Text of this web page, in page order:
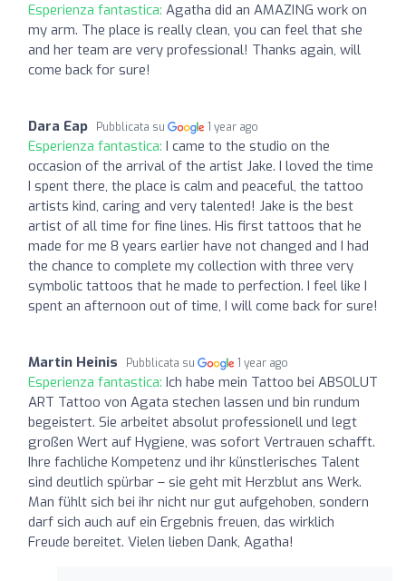
Esperienza fantastica: Agatha did an AMAZING work on
my arm. The place is really clean, you can feel that she
and her team are very professional! Thanks again, will
come back for sure!
Dara Eap Pubblicata su 1 year ago
Esperienza fantastica: I came to the studio on the
occasion of the arrival of the artist Jake. I loved the time
I spent there, the place is calm and peaceful, the tattoo
artists kind, caring and very talented! Jake is the best
artist of all time for fine lines. His first tattoos that he
made for me 8 years earlier have not changed and I had
the chance to complete my collection with three very
symbolic tattoos that he made to perfection. I feel like I
spent an afternoon out of time, I will come back for sure!
Martin Heinis Pubblicata su 1 year ago
Esperienza fantastica: Ich habe mein Tattoo bei ABSOLUT
ART Tattoo von Agata stechen lassen und bin rundum
begeistert. Sie arbeitet absolut professionell und legt
großen Wert auf Hygiene, was sofort Vertrauen schafft.
Ihre fachliche Kompetenz und ihr künstlerisches Talent
sind deutlich spürbar – sie geht mit Herzblut ans Werk.
Man fühlt sich bei ihr nicht nur gut aufgehoben, sondern
darf sich auch auf ein Ergebnis freuen, das wirklich
Freude bereitet. Vielen lieben Dank, Agatha!